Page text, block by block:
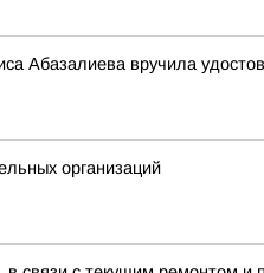
Абазалиева вручила
организаций